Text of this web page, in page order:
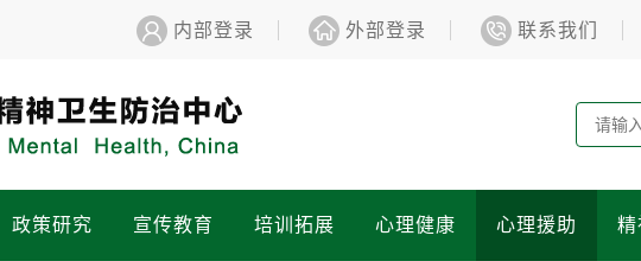
内部登录 外部登录 联系我们
政策研究 宣传教育 培训拓展 心理健康 心理援助 精